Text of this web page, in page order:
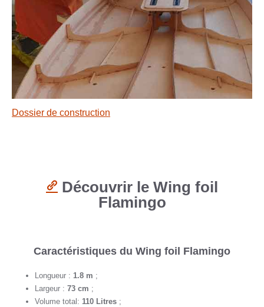
Dossier de construction
Découvrir le Wing foil
Flamingo
Caractéristiques du Wing foil Flamingo
Longueur : 1.8 m ;
Largeur : 73 cm ;
Volume total: 110 Litres ;